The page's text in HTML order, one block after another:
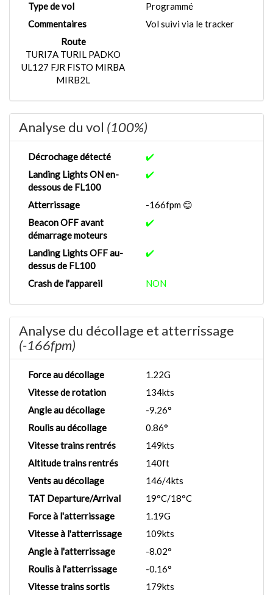
Type de vol
Programmé
Commentaires
Vol suivi via le tracker
Route
TURI7A TURIL PADKO
UL127 FJR FISTO MIRBA
MIRB2L
Analyse du vol (100%)
Décrochage détecté
✔️
Landing Lights ON en-
dessous de FL100
✔️
Atterrissage
-166fpm 😊
Beacon OFF avant
démarrage moteurs
✔️
Landing Lights OFF au-
dessus de FL100
✔️
Crash de l'appareil NON
Analyse du décollage et atterrissage
(-166fpm)
Force au décollage
1.22G
Vitesse de rotation
134kts
Angle au décollage
-9.26°
Roulis au décollage
0.86°
Vitesse trains rentrés
149kts
Altitude trains rentrés
140ft
Vents au décollage
146/4kts
TAT Departure/Arrival
19°C/18°C
Force à l'atterrissage
1.19G
Vitesse à l'atterrissage
109kts
Angle à l'atterrissage
-8.02°
Roulis à l'atterrissage
-0.16°
Vitesse trains sortis
179kts